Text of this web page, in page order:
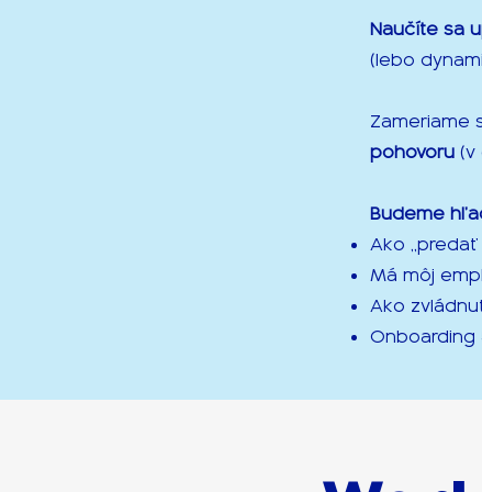
Naučíte sa
(lebo
Zameriame
pohovoru (v
Budeme
Ako „predať
Má môj
Ako
Onboarding